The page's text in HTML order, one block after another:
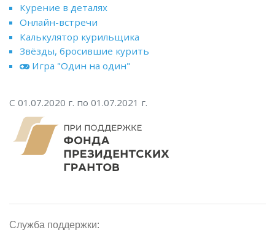
Курение в деталях
Онлайн-встречи
Калькулятор курильщика
Звёзды, бросившие курить
Игра "Один на один"
С 01.07.2020 г. по 01.07.2021 г.
Служба поддержки: